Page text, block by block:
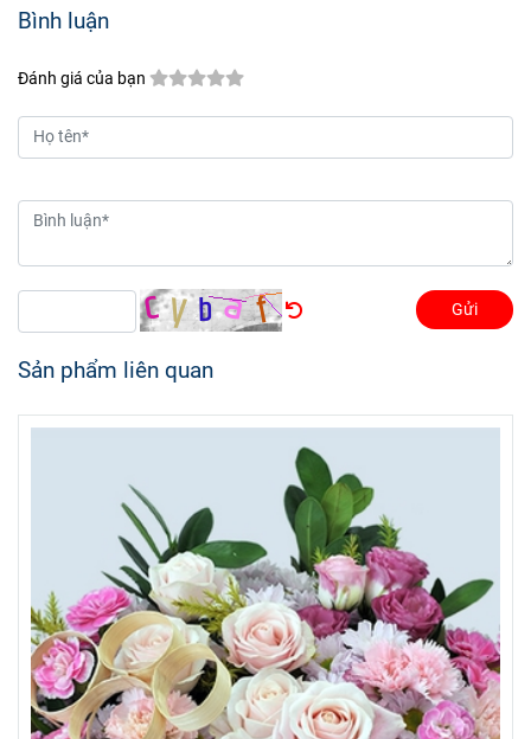
giá hoa phù hợp và màu sắc hoa đa dạng, tinh tế.
Có hóa đơn VAT dành cho các công ty, cá nhân.
Trang web www.hoalanphuong.com
Bình luận
Đánh giá của bạn
Gửi
Sản phẩm liên quan